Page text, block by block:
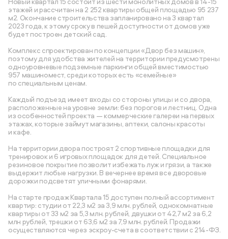
этажей и рассчитан на 2 252 квартиры общей площадью 95 237
м2. Окончание строительства запланировано на 3 квартал
2023 года, к этому сроку в пешей доступности от домов уже
будет построен детский сад.
Комплекс спроектирован по концепции «Двор без машин»,
поэтому для удобства жителей на территории предусмотрены
одноуровневые подземные паркинги общей вместимостью
957 машиномест, среди которых есть «семейные»
по специальным ценам.
Каждый подъезд имеет входы со стороны улицы и со двора,
расположенные на уровне земли: без порогов и лестниц. Одна
из особенностей проекта — коммерческие галереи на первых
этажах, которые займут магазины, аптеки, салоны красоты
и кафе.
На территории двора построят 2 спортивные площадки для
тренировок и 6 игровых площадок для детей. Специальное
резиновое покрытие позволит избежать луж и грязи, а также
выдержит любые нагрузки. В вечернее время все дворовые
дорожки подсветят уличными фонарями.
На старте продаж Квартала 15 доступен полный ассортимент
квартир: студии от 22,3 м2 за 3,9 млн. рублей, однокомнатные
квартиры от 33 м2 за 5,3 млн. рублей, двушки от 42,7 м2 за 6,2
млн рублей, трешки от 63,6 м2 за 7,9 млн. рублей. Продажи
осуществляются через эскроу-счета в соответствии с 214-ФЗ.